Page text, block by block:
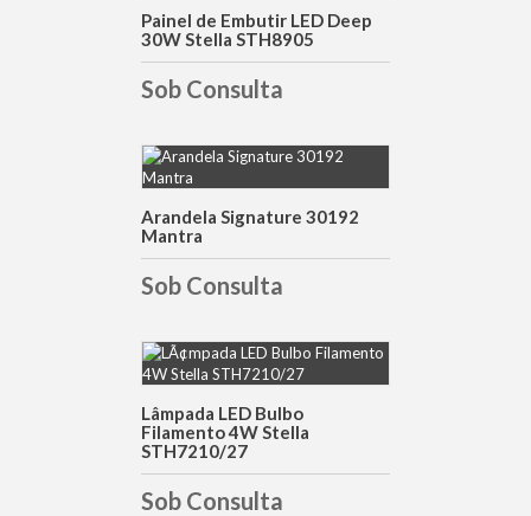
DETALHES
Painel de Embutir LED Deep
30W Stella STH8905
Sob Consulta
DETALHES
Arandela Signature 30192
Mantra
Sob Consulta
DETALHES
Lâmpada LED Bulbo
Filamento 4W Stella
STH7210/27
Sob Consulta